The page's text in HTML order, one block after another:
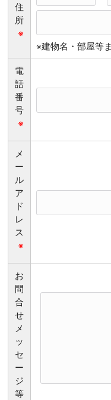
住
所
※
※建物名・部屋等
電
話
番
号
※
メ
ー
ル
ア
ド
レ
ス
※
お
問
合
せ
メ
ッ
セ
ー
ジ
等